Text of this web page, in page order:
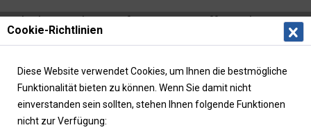
Fluchttürsicherung für Stangengriffe nach DIN
EN 179
Cookie-Richtlinien
Diese Website verwendet Cookies, um Ihnen die bestmögliche
Funktionalität bieten zu können. Wenn Sie damit nicht
einverstanden sein sollten, stehen Ihnen folgende Funktionen
nicht zur Verfügung: